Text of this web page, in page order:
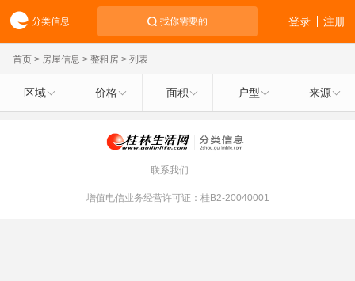
分类信息 找你需要的 注册
登录
首页 > 房屋信息 > 整租房 > 列表
区域 价格 面积 户型 来源
联系我们
增值电信业务经营许可证：桂B2-20040001